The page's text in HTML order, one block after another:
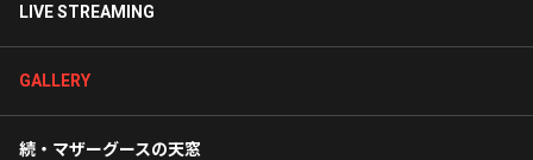
LIVE STREAMING
GALLERY
続・マザーグースの天窓